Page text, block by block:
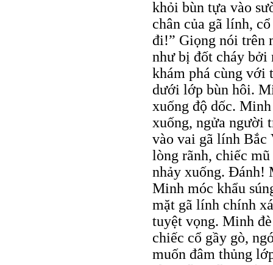
khỏi bùn tựa vào
chân của gã lính,
đi!” Giọng nói trên
như bị đốt cháy bởi
khám phá cùng với
dưới lớp bùn hôi.
xuống độ dốc.
xuống, ngửa người
vào vai gã lính Bắc
lòng rãnh, chiếc
nhảy xuống. Đánh!
Minh móc khẩu
mặt gã lính chính
tuyệt vọng. Minh
chiếc cổ gầy gò,
muốn đâm thủng